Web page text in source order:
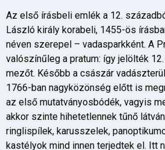
Az első írásbeli emlék a 12.
László király korabeli, 1455-ös
néven szerepel – vadasparkként. A
valószínűleg a pratum: így jelölték
mezőt. Később a császár
1766-ban nagyközönség előtt is
az első mutatványosbódék, vagyis
akkor szinte hihetetlennek tűnő
ringlispílek, karusszelek,
kastélyok mind innen terjedtek el. Itt